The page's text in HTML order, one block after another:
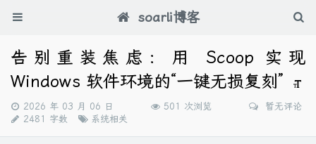
soarli博客
告别重装焦虑：用 Scoop 实现
Windows 软件环境的“一键无损复刻”
发
布
2026 年 03 月 06 日 501 次浏览
暂无评论
2481 字数
分
系统相关